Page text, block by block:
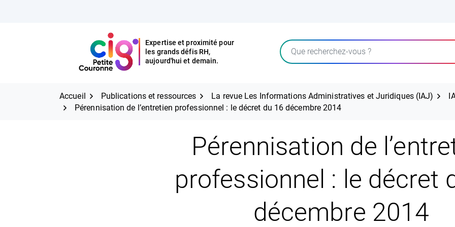
CIG Petite Couronne
Expertise et proximité pour
les grands défis RH,
aujourd'hui et demain.
Rechercher
CIG Petite Couronne
Expertise et proximité pour
les grands défis RH,
aujourd'hui et demain.
Accueil Publications et ressources La revue Les Informations Administratives et Juridiques (IAJ)
Pérennisation de l’entretien professionnel : le décret du 16 décembre 2014
Pérennisation de
professionnel : le décret
décembre 2014